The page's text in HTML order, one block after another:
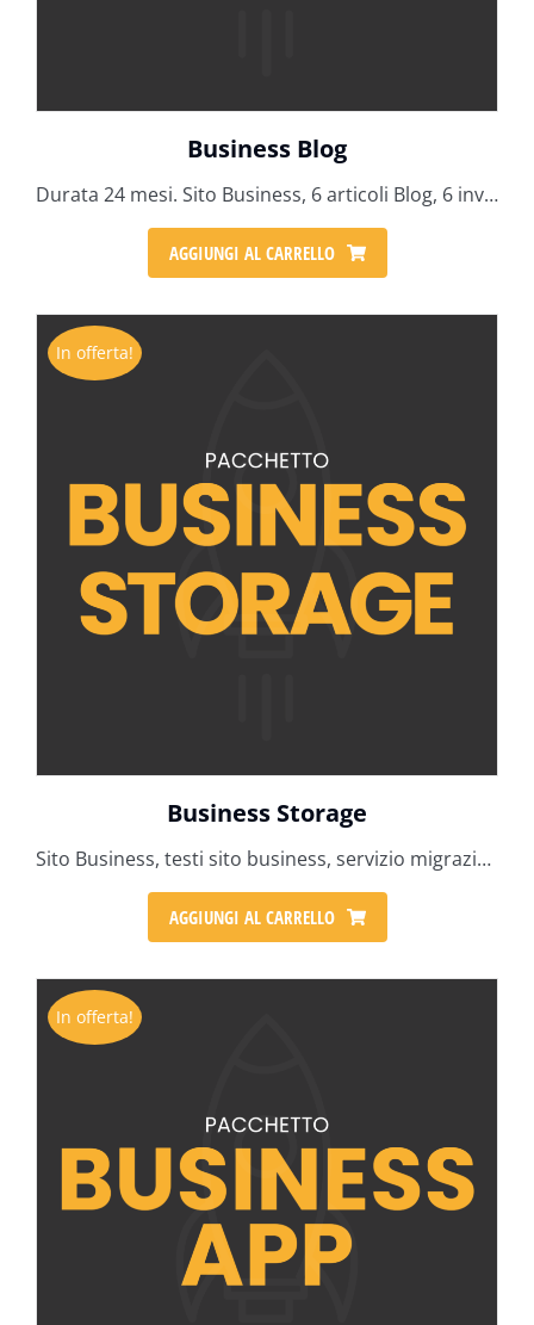
Business Blog
Durata 24 mesi. Sito Business, 6 articoli Blog, 6 invii newsletter, 6 ore tecniche
AGGIUNGI AL CARRELLO
In offerta!
Business Storage
Sito Business, testi sito business, servizio migrazione mail, SPAZIO 50 GB PER EMAIL, VM CON 2 vCPU, 4 GB DI RAM, 40 GB STORAGE + VM DI BACKUP, 6 ore grafiche
AGGIUNGI AL CARRELLO
In offerta!